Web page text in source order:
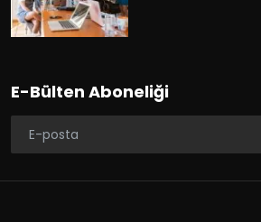
E-Bülten Aboneliği